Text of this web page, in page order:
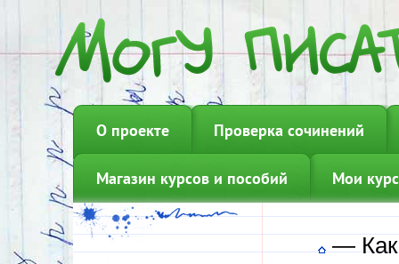
О проекте Проверка сочинений
Магазин курсов и пособий Мои
—